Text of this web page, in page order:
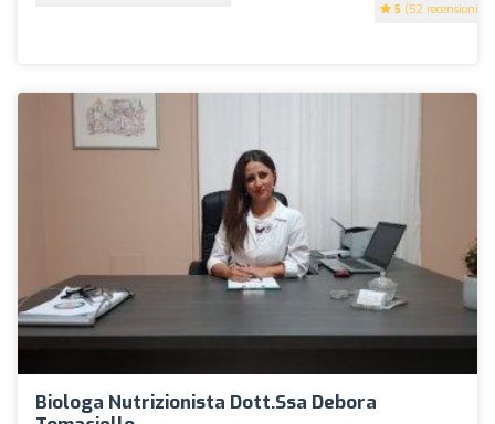
5 (52 recensioni)
Biologa Nutrizionista Dott.ssa Debora